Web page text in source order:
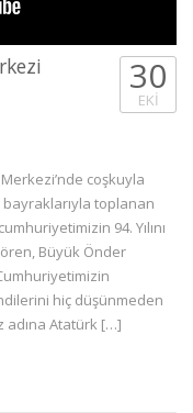
30
EKI
coşkuyla
toplanan
94. Yılını
Büyük Önder
hiç düşünmeden
adına Atatürk […]